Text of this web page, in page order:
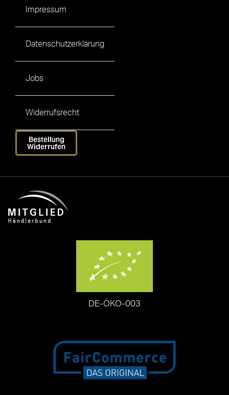
Impressum
Datenschutzerklärung
Jobs
Widerrufsrecht
Bestellung
Widerrufen
DE-ÖKO-003